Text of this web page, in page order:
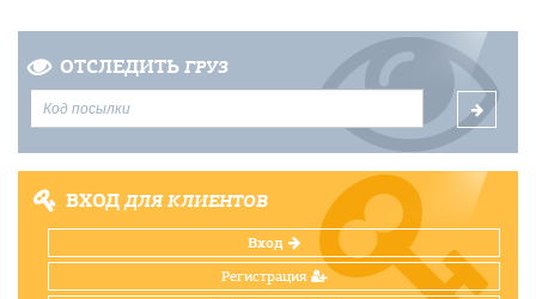
ОТСЛЕДИТЬ ГРУЗ
ВХОДДЛЯ КЛИЕНТОВ
Вход
Регистрация